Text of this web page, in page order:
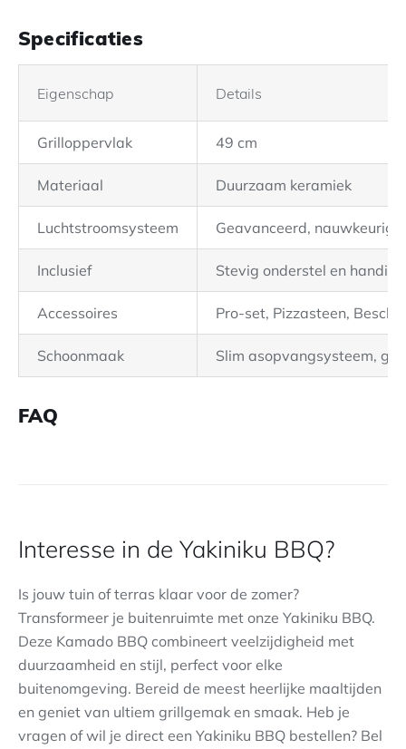
Specificaties
Eigenschap Details
Grilloppervlak 49 cm
Materiaal Duurzaam keramiek
Luchtstroomsysteem Geavanceerd, nauwkeurig
Inclusief Stevig onderstel en
Accessoires Pro-set, Pizzasteen,
Schoonmaak Slim asopvangsysteem,
FAQ
Interesse in de Yakiniku BBQ?
Is jouw tuin of terras klaar voor de zomer?
Transformeer je buitenruimte met onze Yakiniku BBQ.
Deze Kamado BBQ combineert veelzijdigheid met
duurzaamheid en stijl, perfect voor elke
buitenomgeving. Bereid de meest heerlijke maaltijden
en geniet van ultiem grillgemak en smaak. Heb je
vragen of wil je direct een Yakiniku BBQ bestellen? Bel